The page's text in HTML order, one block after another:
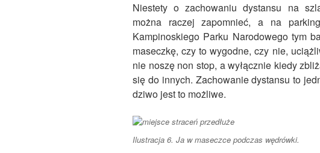
Niestety o zachowaniu dystansu na
można raczej zapomnieć, a na
Kampinoskiego Parku Narodowego tym
maseczkę, czy to wygodne, czy nie,
nie noszę non stop, a wyłącznie kiedy
się do innych. Zachowanie dystansu to
dziwo jest to możliwe.
Ilustracja 6. Ja w maseczce podczas wędrówki.